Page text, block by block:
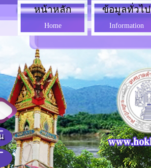
หน้าหลัก
Home
ข้อมูลทั่วไป
Information